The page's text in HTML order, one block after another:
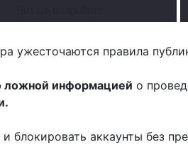
ужесточаются правила
ложной информацией о
аккаунты без